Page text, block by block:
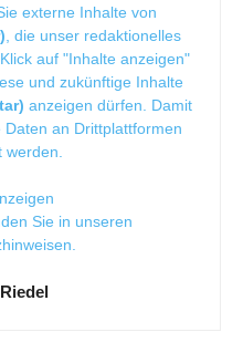
externe Inhalte von
, die unser redaktionelles
auf "Inhalte anzeigen"
und zukünftige Inhalte
anzeigen dürfen. Damit
an Drittplattformen
werden.
Sie in unseren